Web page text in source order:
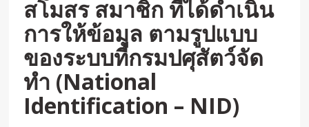
สโมสร สมาชิก ที่ได้ดำเนิน
การให้ข้อมูล ตามรูปแบบ
ของระบบที่กรมปศุสัตว์จัด
ทำ (National
Identification – NID)